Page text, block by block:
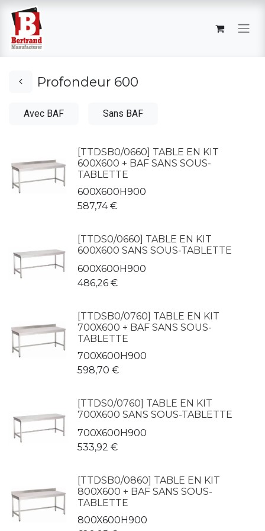
Profondeur 600
Avec BAF Sans BAF
[TTDSB0/0660] TABLE EN KIT
600X600 + BAF SANS SOUS-
TABLETTE
600X600H900
587,74€
[TTDS0/0660] TABLE EN KIT
600X600 SANS SOUS-TABLETTE
600X600H900
486,26 €
[TTDSB0/0760] TABLE EN KIT
700X600 + BAF SANS SOUS-
TABLETTE
700X600H900
598,70 €
[TTDS0/0760] TABLE EN KIT
700X600 SANS SOUS-TABLETTE
700X600H900
533,92 €
[TTDSB0/0860] TABLE EN KIT
800X600 + BAF SANS SOUS-
TABLETTE
800X600H900